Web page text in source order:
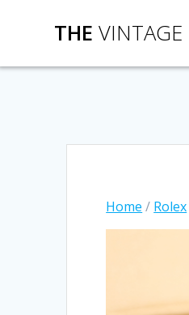
THE VINTAGE
Home / Rolex